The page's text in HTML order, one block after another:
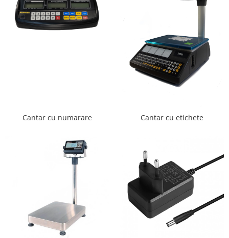
Cantar cu numarare Cantar cu etichete